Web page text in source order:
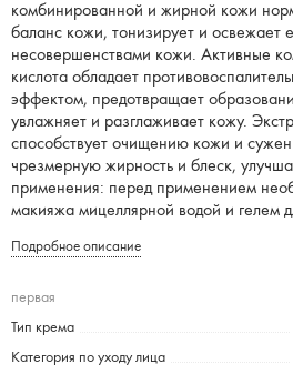
комбинированной и жирной кожи
баланс кожи, тонизирует и освежает
несовершенствами кожи. Активные
кислота обладает
эффектом, предотвращает
увлажняет и разглаживает кожу.
способствует очищению кожи и
чрезмерную жирность и блеск,
применения: перед применением
макияжа мицеллярной водой и гелем
Подробное описание
первая
Тип крема
Категория по уходу лица